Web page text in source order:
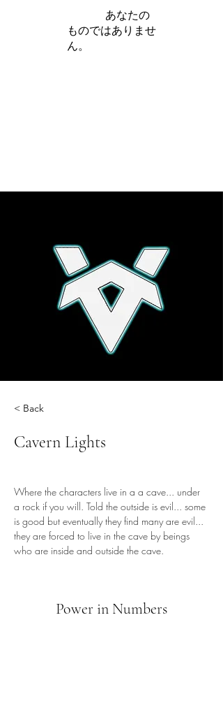
あなたの
ものではありませ
ん。
< Back
Cavern Lights
Where the characters live in a a cave... under
a rock if you will. Told the outside is evil... some
is good but eventually they find many are evil...
they are forced to live in the cave by beings
who are inside and outside the cave.
Power in Numbers